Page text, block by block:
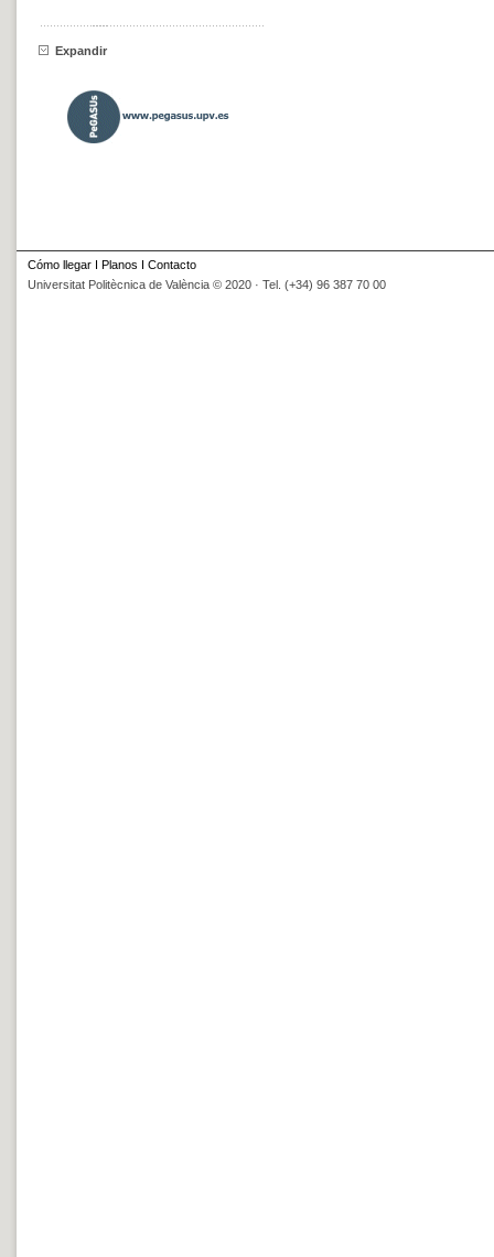
Expandir
Cómo llegar I Planos I Contacto
Universitat Politècnica de València © 2020 · Tel. (+34) 96 387 70 00